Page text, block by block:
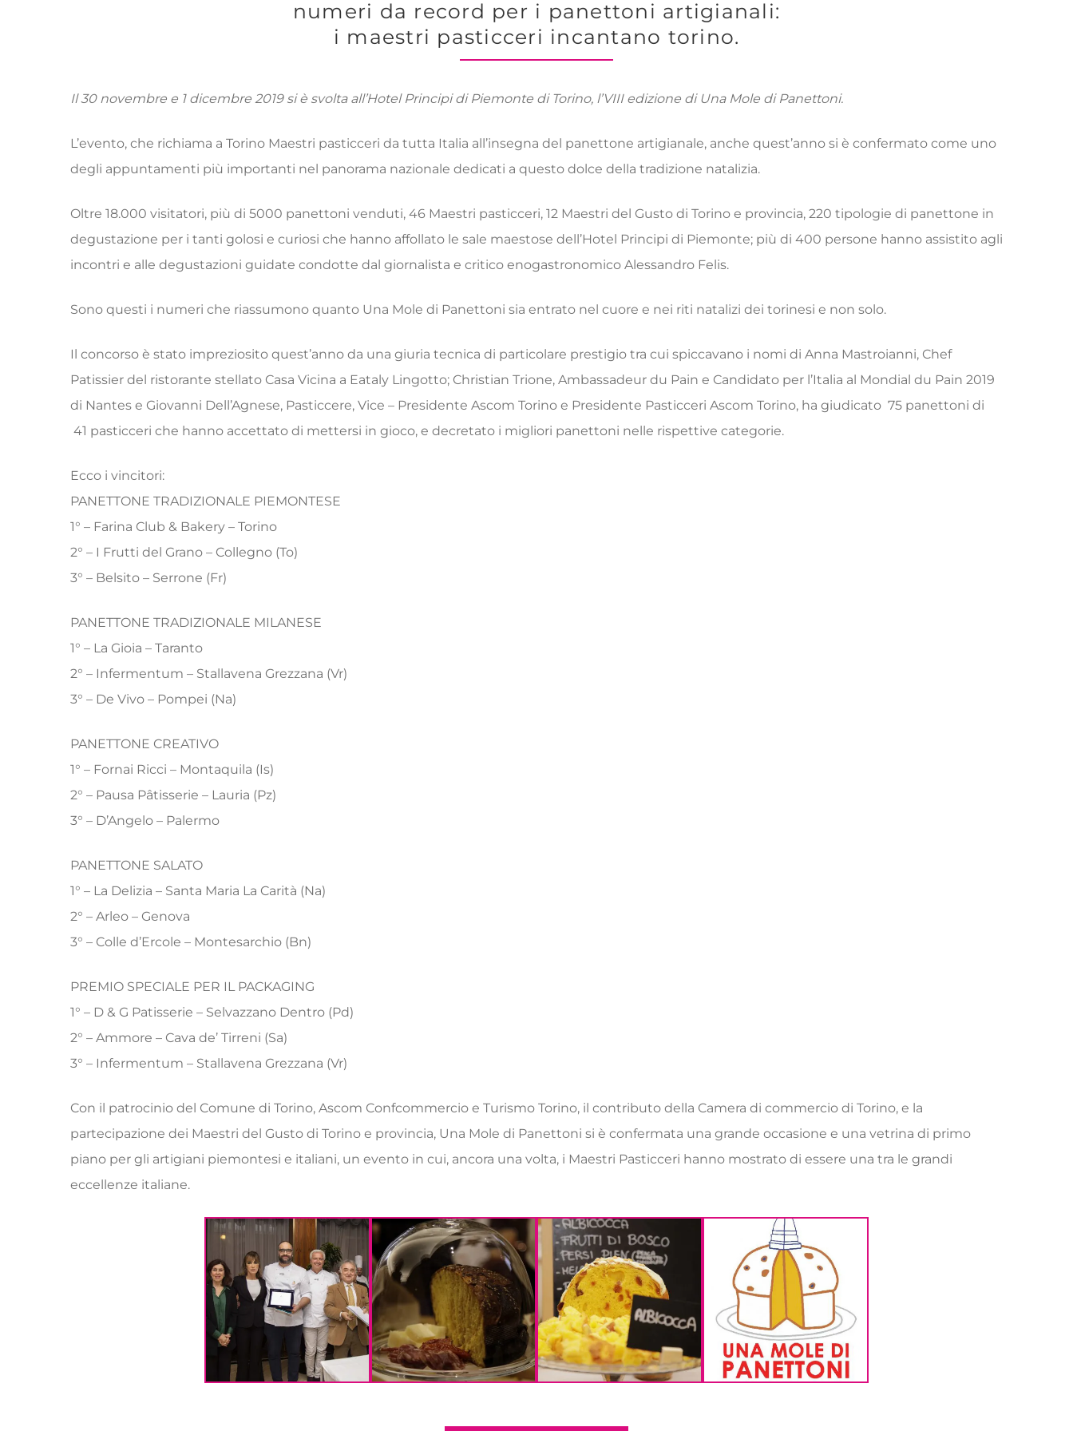
numeri da record per i panettoni artigianali:
i maestri pasticceri incantano torino.
Il 30 novembre e 1 dicembre 2019 si è svolta all’Hotel Principi di Piemonte di Torino, l’VIII edizione di Una Mole di Panettoni.
L’evento, che richiama a Torino Maestri pasticceri da tutta Italia all’insegna del panettone artigianale, anche quest’anno si è confermato come uno
degli appuntamenti più importanti nel panorama nazionale dedicati a questo dolce della tradizione natalizia.
Oltre 18.000 visitatori, più di 5000 panettoni venduti, 46 Maestri pasticceri, 12 Maestri del Gusto di Torino e provincia, 220 tipologie di panettone in
degustazione per i tanti golosi e curiosi che hanno affollato le sale maestose dell’Hotel Principi di Piemonte; più di 400 persone hanno assistito agli
incontri e alle degustazioni guidate condotte dal giornalista e critico enogastronomico Alessandro Felis.
Sono questi i numeri che riassumono quanto Una Mole di Panettoni sia entrato nel cuore e nei riti natalizi dei torinesi e non solo.
Il concorso è stato impreziosito quest’anno da una giuria tecnica di particolare prestigio tra cui spiccavano i nomi di Anna Mastroianni, Chef
Patissier del ristorante stellato Casa Vicina a Eataly Lingotto; Christian Trione, Ambassadeur du Pain e Candidato per l’Italia al Mondial du Pain 2019
di Nantes e Giovanni Dell’Agnese, Pasticcere, Vice – Presidente Ascom Torino e Presidente Pasticceri Ascom Torino, ha giudicato 75 panettoni di
41 pasticceri che hanno accettato di mettersi in gioco, e decretato i migliori panettoni nelle rispettive categorie.
Ecco i vincitori:
PANETTONE TRADIZIONALE PIEMONTESE
1° – Farina Club & Bakery – Torino
2° – I Frutti del Grano – Collegno (To)
3° – Belsito – Serrone (Fr)
PANETTONE TRADIZIONALE MILANESE
1° – La Gioia – Taranto
2° – Infermentum – Stallavena Grezzana (Vr)
3° – De Vivo – Pompei (Na)
PANETTONE CREATIVO
1° – Fornai Ricci – Montaquila (Is)
2° – Pausa Pâtisserie – Lauria (Pz)
3° – D’Angelo – Palermo
PANETTONE SALATO
1° – La Delizia – Santa Maria La Carità (Na)
2° – Arleo – Genova
3° – Colle d’Ercole – Montesarchio (Bn)
PREMIO SPECIALE PER IL PACKAGING
1° – D & G Patisserie – Selvazzano Dentro (Pd)
2° – Ammore – Cava de’ Tirreni (Sa)
3° – Infermentum – Stallavena Grezzana (Vr)
Con il patrocinio del Comune di Torino, Ascom Confcommercio e Turismo Torino, il contributo della Camera di commercio di Torino, e la
partecipazione dei Maestri del Gusto di Torino e provincia, Una Mole di Panettoni si è confermata una grande occasione e una vetrina di primo
piano per gli artigiani piemontesi e italiani, un evento in cui, ancora una volta, i Maestri Pasticceri hanno mostrato di essere una tra le grandi
eccellenze italiane.